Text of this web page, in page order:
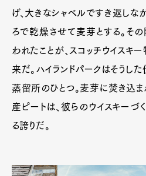
げ、大きなシャベルですき返しな
ろで乾燥させて麦芽とする。そ
われたことが、スコッチウイスキ
来だ。ハイランドパークはそうし
蒸留所のひとつ。麦芽に焚き込
産ピートは、彼らのウイスキーづ
る誇りだ。